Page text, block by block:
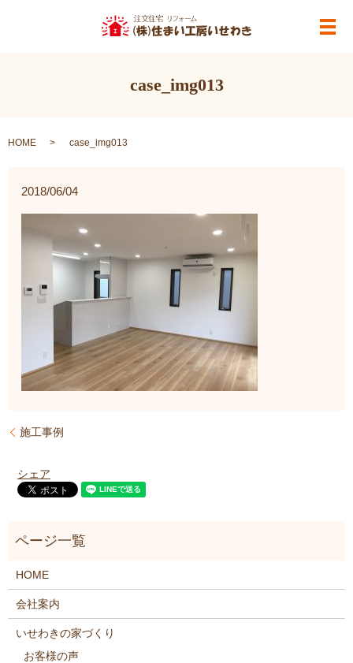
メ
case_img013
HOME case_img013
2018/06/04
施工事例
シェア
HOME
会社案内
いせわきの家づくり
お客様の声